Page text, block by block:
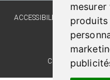
ACCESSIBILITY SITE MAP
COMMENTS,